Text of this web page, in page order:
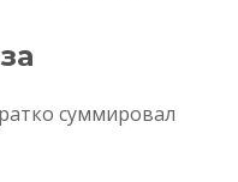
суммировал